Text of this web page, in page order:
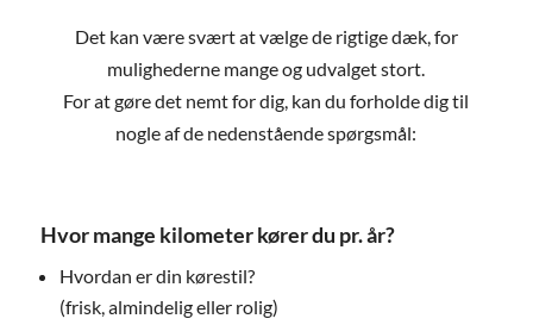
Det kan være svært at vælge de rigtige dæk, for
mulighederne mange og udvalget stort.
For at gøre det nemt for dig, kan du forholde dig til
nogle af de nedenstående spørgsmål:
Hvor mange kilometer kører du pr. år?
Hvordan er din kørestil?
(frisk, almindelig eller rolig)